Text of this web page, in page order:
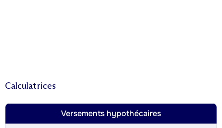
Calculatrices
Versements hypothécaires